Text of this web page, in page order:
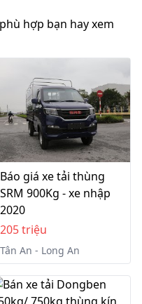
hợp bạn hay xem
Báo giá xe tải thùng
SRM 900Kg - xe nhập
2020
205 triệu
Tân An - Long An